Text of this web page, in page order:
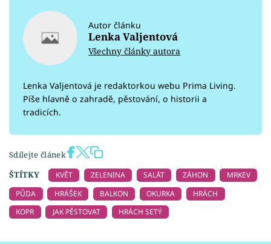
Autor článku
Lenka Valjentová
Všechny články autora
Lenka Valjentová je redaktorkou webu Prima Living.
Píše hlavně o zahradě, pěstování, o historii a
tradicích.
Sdílejte článek
ŠTÍTKY
KVĚT ZELENINA SALÁT ZÁHON
MRKEV
PŮDA
HRÁŠEK BALKON OKURKA
HRÁCH
KOPR
JAK PĚSTOVAT HRÁCH SETÝ